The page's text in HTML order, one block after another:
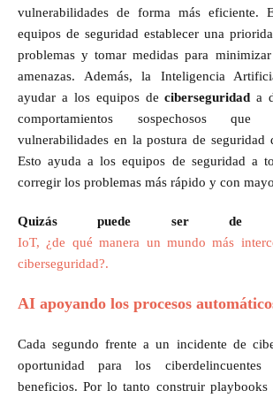
vulnerabilidades de forma más eficiente.
equipos de seguridad establecer una
problemas y tomar medidas para
amenazas. Además, la Inteligencia
ayudar a los equipos deciberseguridad a
comportamientos sospechosos
vulnerabilidades en la postura de seguridad
Esto ayuda a los equipos de seguridad a
corregir los problemas más rápido y con
Quizás puede ser de
IoT, ¿de qué manera un mundo más
ciberseguridad?.
AI apoyando los procesos
Cada segundo frente a un incidente de
oportunidad para los
beneficios. Por lo tanto construir playbooks